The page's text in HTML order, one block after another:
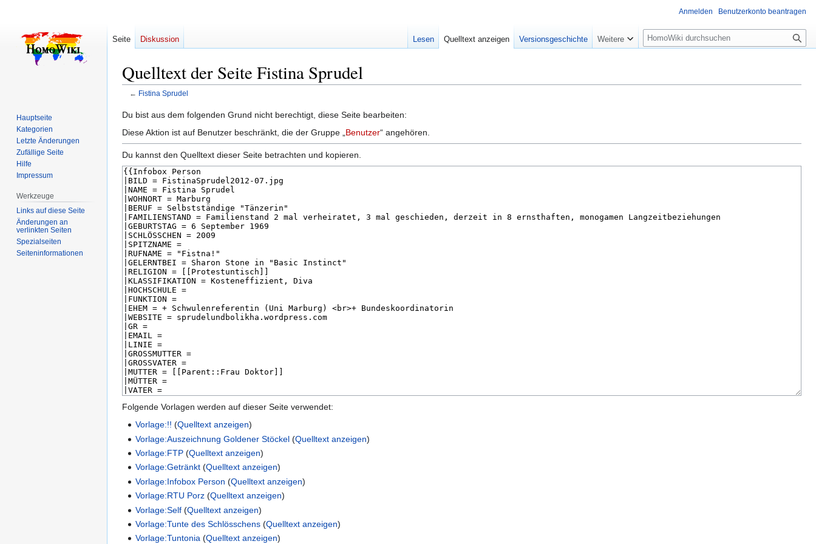
Quelltext der Seite Fistina Sprudel
← Fistina Sprudel
Zur
Navigation
Zur
Suche
Du bist aus dem folgenden Grund nicht berechtigt, diese Seite bearbeiten:
Diese Aktion ist auf Benutzer beschränkt, die der Gruppe „ Benutzer“ angehören.
Du kannst den Quelltext dieser Seite betrachten und kopieren.
Folgende Vorlagen werden auf dieser Seite verwendet:
Vorlage:!! (Quelltext anzeigen)
Vorlage:Auszeichnung Goldener Stöckel (Quelltext anzeigen)
Vorlage:FTP (Quelltext anzeigen)
Vorlage:Getränkt (Quelltext anzeigen)
Vorlage:Infobox Person (Quelltext anzeigen)
Vorlage:RTU Porz (Quelltext anzeigen)
Vorlage:Self (Quelltext anzeigen)
Vorlage:Tunte des Schlösschens (Quelltext anzeigen)
Vorlage:Tuntonia (Quelltext anzeigen)
Anmelden Benutzerkonto beantragen
Seite Diskussion Lesen Quelltext anzeigen Versionsgeschichte Weitere
Suche
Hauptseite
Kategorien
Letzte Änderungen
Zufällige Seite
Hilfe
Impressum
Werkzeuge
Links auf diese Seite
Änderungen an
verlinkten Seiten
Spezialseiten
Seiten­­informationen